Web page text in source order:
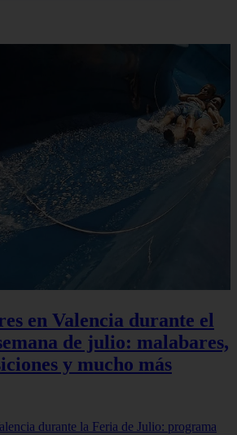
en Valencia durante el
de julio: malabares,
y mucho más